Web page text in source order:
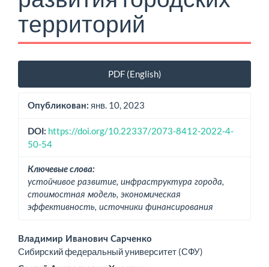
территорий
Боковая
панель
статьи
PDF (English)
Опубликован: янв. 10, 2023
DOI: https://doi.org/10.22337/2073-8412-2022-4-
50-54
Ключевые слова:
устойчивое развитие, инфраструктура города,
стоимостная модель, экономическая
эффективность, источники финансирования
Основное
Владимир Иванович Сарченко
Сибирский федеральный университет (СФУ)